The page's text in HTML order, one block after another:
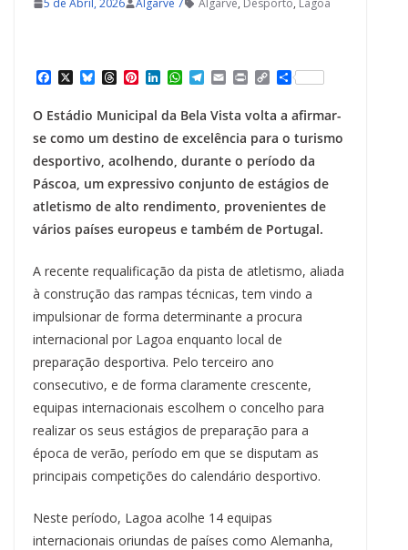
5 de Abril, 2026 Algarve 7 Algarve, Desporto, Lagoa
c
e
b
o
k
X B
u
e
s
y
T
e
a
s
P
t
e
e
s
t
L
n
k
e
I
n
W
a
t
s
p
p
T
e
g
a
m
E
a
i
l
P
n
t
C
y
L
n
k
S
r
e
O Estádio Municipal da Bela Vista volta a afirmar-
se como um destino de excelência para o turismo
desportivo, acolhendo, durante o período da
Páscoa, um expressivo conjunto de estágios de
atletismo de alto rendimento, provenientes de
vários países europeus e também de Portugal.
A recente requalificação da pista de atletismo, aliada
à construção das rampas técnicas, tem vindo a
impulsionar de forma determinante a procura
internacional por Lagoa enquanto local de
preparação desportiva. Pelo terceiro ano
consecutivo, e de forma claramente crescente,
equipas internacionais escolhem o concelho para
realizar os seus estágios de preparação para a
época de verão, período em que se disputam as
principais competições do calendário desportivo.
Neste período, Lagoa acolhe 14 equipas
internacionais oriundas de países como Alemanha,